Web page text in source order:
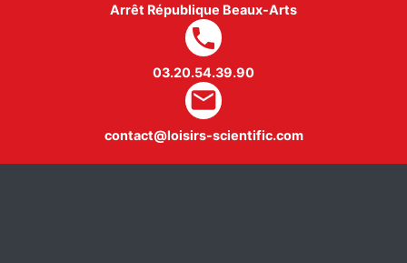
Arrêt République Beaux-Arts
local_phone
03.20.54.39.90
mail
contact@loisirs-scientific.com